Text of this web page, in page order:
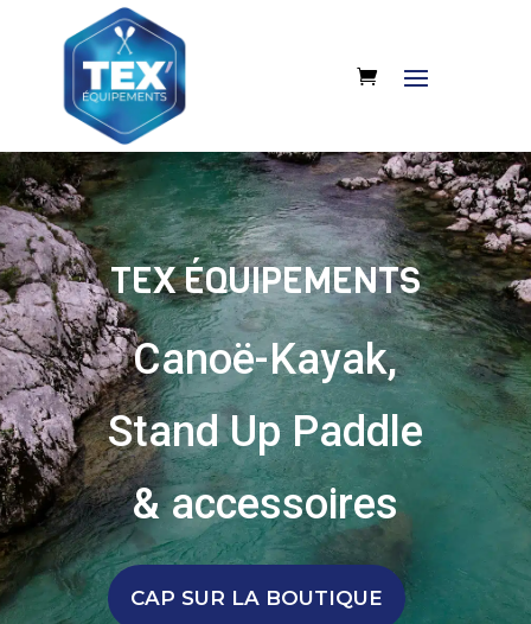
TEX ÉQUIPEMENTS
Canoë-Kayak,
Stand Up Paddle
& accessoires
CAP SUR LA BOUTIQUE